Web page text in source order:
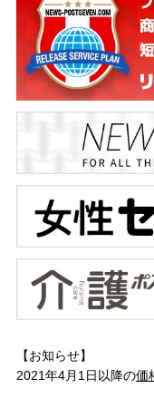
【お知らせ】
2021年4月1日以降の価